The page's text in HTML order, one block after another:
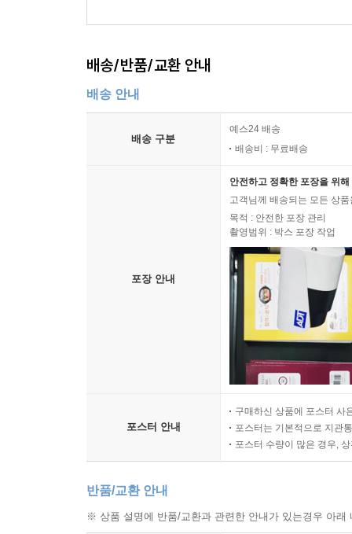
배송/반품/교환 안내
배송 안내
배송 구분
예스24 배송
배송비 : 무료배송
포장 안내
안전하고 정확한 포장을 위
고객님께 배송되는 모든 상
목적 : 안전한 포장 관리
촬영범위 : 박스 포장 작업
포스터 안내
구매하신 상품에 포스터 사
포스터는 기본적으로 지관
포스터 수량이 많은 경우,
반품/교환 안내
※ 상품 설명에 반품/교환과 관련한 안내가 있는경우 아